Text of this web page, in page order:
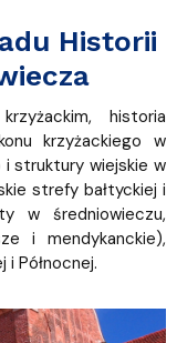
Historii
historia
krzyżackiego w
i struktury wiejskie w
strefy bałtyckiej i
w średniowieczu,
i mendykanckie),
Północnej.